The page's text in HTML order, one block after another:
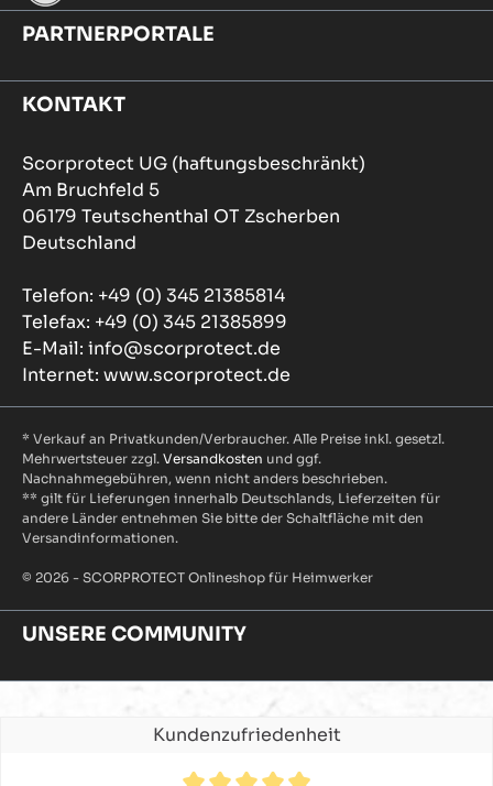
PARTNERPORTALE
KONTAKT
Scorprotect UG (haftungsbeschränkt)
Am Bruchfeld 5
06179 Teutschenthal OT Zscherben
Deutschland
Telefon: +49 (0) 345 21385814
Telefax: +49 (0) 345 21385899
E-Mail: info@scorprotect.de
Internet: www.scorprotect.de
* Verkauf an Privatkunden/Verbraucher. Alle Preise inkl. gesetzl.
Mehrwertsteuer zzgl. Versandkosten und ggf.
Nachnahmegebühren, wenn nicht anders beschrieben.
** gilt für Lieferungen innerhalb Deutschlands, Lieferzeiten für
andere Länder entnehmen Sie bitte der Schaltfläche mit den
Versandinformationen.
© 2026 - SCORPROTECT Onlineshop für Heimwerker
UNSERE COMMUNITY
Kundenzufriedenheit